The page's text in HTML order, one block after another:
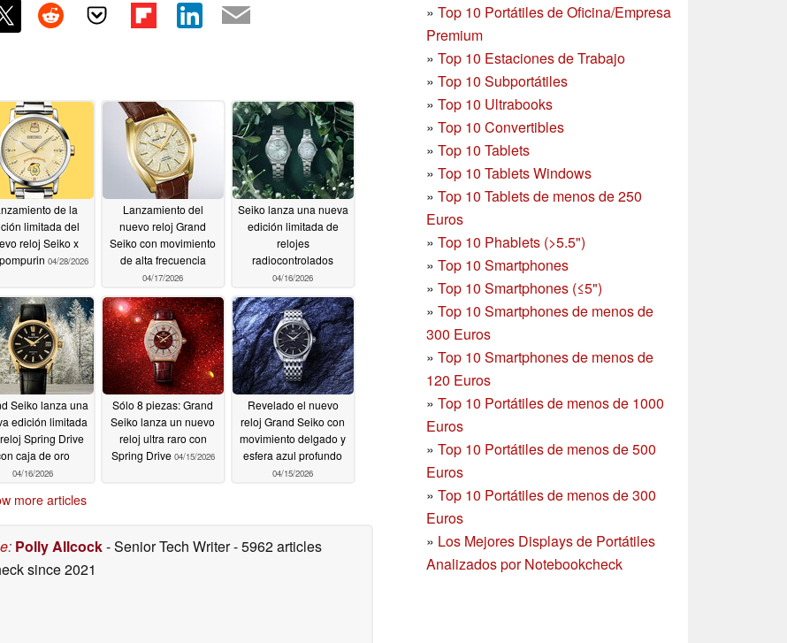
» Top 10 Portátiles de Oficina/Empresa
Premium
» Top 10 Estaciones de Trabajo
» Top 10 Subportátiles
» Top 10 Ultrabooks
» Top 10 Convertibles
» Top 10 Tablets
» Top 10 Tablets Windows
» Top 10 Tablets de menos de 250
Euros
» Top 10 Phablets (>5.5")
» Top 10 Smartphones
» Top 10 Smartphones (≤5")
» Top 10 Smartphones de menos de
300 Euros
» Top 10 Smartphonesde menos de
120 Euros
» Top 10 Portátiles de menos de 1000
Euros
» Top 10 Portátiles de menos de 500
Euros
» Top 10 Portátiles de menos de 300
Euros
» Los Mejores Displays de Portátiles
Analizados por Notebookcheck
de la
limitada del
reloj Seiko x
04/28/2026
Lanzamiento del
nuevo reloj Grand
Seiko con movimiento
de alta frecuencia
04/17/2026
Seiko lanza una nueva
edición limitada de
relojes
radiocontrolados
04/16/2026
Seiko lanza una
edición limitada
Spring Drive
caja de oro
04/16/2026
Sólo 8 piezas: Grand
Seiko lanza un nuevo
reloj ultra raro con
Spring Drive 04/15/2026
Revelado el nuevo
reloj Grand Seiko con
movimiento delgado y
esfera azul profundo
04/15/2026
more articles
: Polly Allcock- Senior Tech Writer- 5962 articles
since 2021